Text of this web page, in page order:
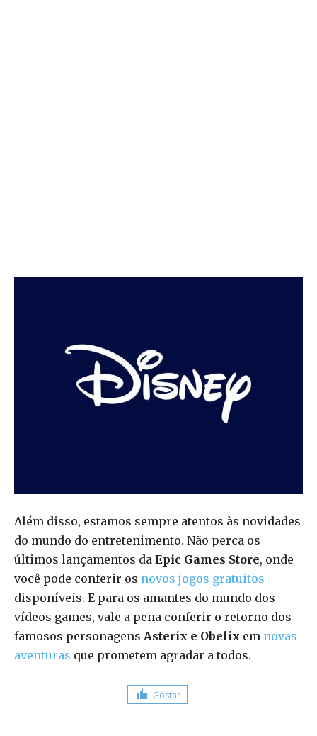
Além disso, estamos sempre atentos às novidades
do mundo do entretenimento. Não perca os
últimos lançamentos da Epic Games Store, onde
você pode conferir os novos jogos gratuitos
disponíveis. E para os amantes do mundo dos
vídeos games, vale a pena conferir o retorno dos
famosos personagens Asterix e Obelix em novas
aventuras que prometem agradar a todos.
Gostar